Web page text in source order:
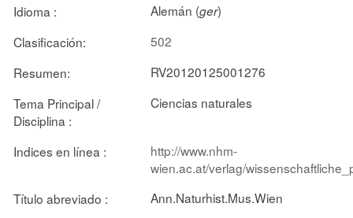
Idioma :
Alemán (ger)
Clasificación:
502
Resumen:
RV20120125001276
Tema Principal /
Disciplina :
Ciencias naturales
Indices en línea :
http://www.nhm-
wien.ac.at/verlag/
Título abreviado :
Ann.Naturhist.Mus.Wien